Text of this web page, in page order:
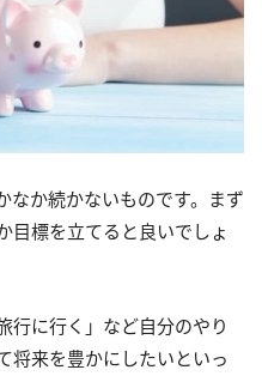
なか続かないものです。まず
目標を立てると良いでしょ
行に行く」など自分のやり
将来を豊かにしたいといっ